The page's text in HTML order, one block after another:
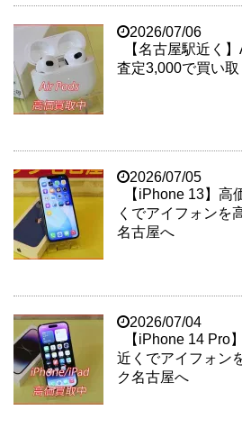
2026/07/06
【名古屋駅近く
査定3,000で買い取
2026/07/05
【iPhone 13】高
くでアイフォンを
名古屋へ
2026/07/04
【iPhone 14 Pro
近くでアイフォン
ク名古屋へ